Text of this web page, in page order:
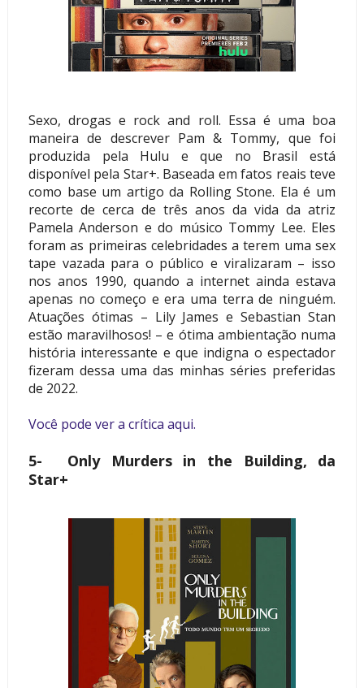
Sexo, drogas e rock and roll. Essa é uma boa
maneira de descrever Pam & Tommy, que foi
produzida pela Hulu e que no Brasil está
disponível pela Star+. Baseada em fatos reais teve
como base um artigo da Rolling Stone. Ela é um
recorte de cerca de três anos da vida da atriz
Pamela Anderson e do músico Tommy Lee. Eles
foram as primeiras celebridades a terem uma sex
tape vazada para o público e viralizaram – isso
nos anos 1990, quando a internet ainda estava
apenas no começo e era uma terra de ninguém.
Atuações ótimas – Lily James e Sebastian Stan
estão maravilhosos! – e ótima ambientação numa
história interessante e que indigna o espectador
fizeram dessa uma das minhas séries preferidas
de 2022.
Você pode ver a crítica aqui.
5-
Only Murders in the Building, da
Star+